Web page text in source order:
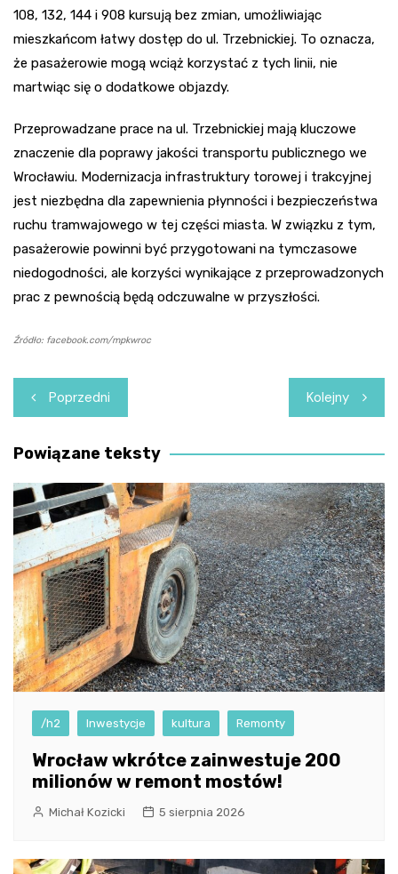
108, 132, 144 i 908 kursują bez zmian, umożliwiając
mieszkańcom łatwy dostęp do ul. Trzebnickiej. To oznacza,
że pasażerowie mogą wciąż korzystać z tych linii, nie
martwiąc się o dodatkowe objazdy.
Przeprowadzane prace na ul. Trzebnickiej mają kluczowe
znaczenie dla poprawy jakości transportu publicznego we
Wrocławiu. Modernizacja infrastruktury torowej i trakcyjnej
jest niezbędna dla zapewnienia płynności i bezpieczeństwa
ruchu tramwajowego w tej części miasta. W związku z tym,
pasażerowie powinni być przygotowani na tymczasowe
niedogodności, ale korzyści wynikające z przeprowadzonych
prac z pewnością będą odczuwalne w przyszłości.
Źródło: facebook.com/mpkwroc
Nawigacja
wpisu
Poprzedni Kolejny
Powiązane teksty
/h2 Inwestycje kultura Remonty
Wrocław wkrótce zainwestuje 200
milionów w remont mostów!
Michał Kozicki 5 sierpnia 2026